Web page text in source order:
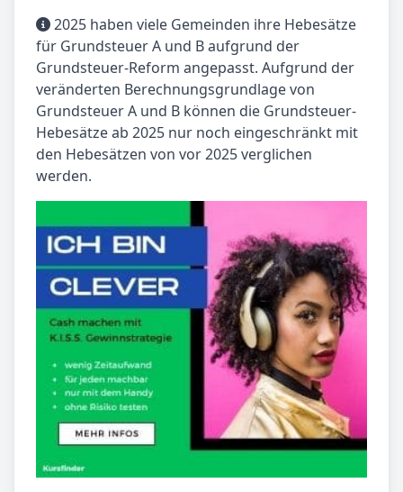
2025 haben viele Gemeinden ihre Hebesätze
für Grundsteuer A und B aufgrund der
Grundsteuer-Reform angepasst. Aufgrund der
veränderten Berechnungsgrundlage von
Grundsteuer A und B können die Grundsteuer-
Hebesätze ab 2025 nur noch eingeschränkt mit
den Hebesätzen von vor 2025 verglichen
werden.